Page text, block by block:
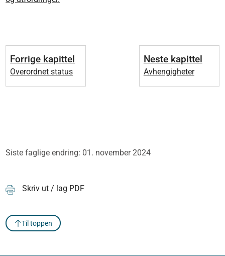
Forrige kapittel
Overordnet status
Neste kapittel
Avhengigheter
Siste faglige endring: 01. november 2024
Skriv ut / lag PDF
Til toppen